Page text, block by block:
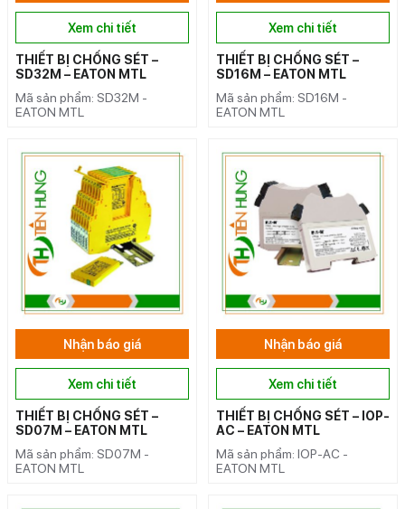
Xem chi tiết
THIẾT BỊ CHỐNG SÉT –
SD32M – EATON MTL
Mã sản phẩm: SD32M -
EATON MTL
Xem chi tiết
THIẾT BỊ CHỐNG SÉT –
SD16M – EATON MTL
Mã sản phẩm: SD16M -
EATON MTL
Nhận báo giá
Xem chi tiết
THIẾT BỊ CHỐNG SÉT –
SD07M – EATON MTL
Mã sản phẩm: SD07M -
EATON MTL
Nhận báo giá
Xem chi tiết
THIẾT BỊ CHỐNG SÉT – IOP-
AC – EATON MTL
Mã sản phẩm: IOP-AC -
EATON MTL